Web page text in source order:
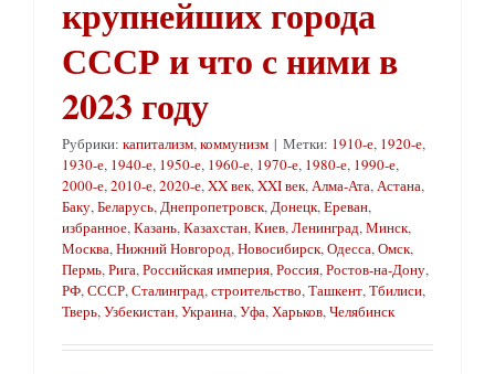
крупнейших города
СССР и что с ними в
2023 году
Рубрики: капитализм, коммунизм | Метки: 1910-е, 1920-е,
1930-е, 1940-е, 1950-е, 1960-е, 1970-е, 1980-е, 1990-е,
2000-е, 2010-е, 2020-е, XX век, XXI век, Алма-Ата, Астана,
Баку, Беларусь, Днепропетровск, Донецк, Ереван,
избранное, Казань, Казахстан, Киев, Ленинград, Минск,
Москва, Нижний Новгород, Новосибирск, Одесса, Омск,
Пермь, Рига, Российская империя, Россия, Ростов-на-Дону,
РФ, СССР, Сталинград, строительство, Ташкент, Тбилиси,
Тверь, Узбекистан, Украина, Уфа, Харьков, Челябинск